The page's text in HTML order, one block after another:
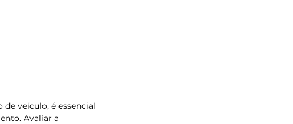
veículo, é essencial
Avaliar a